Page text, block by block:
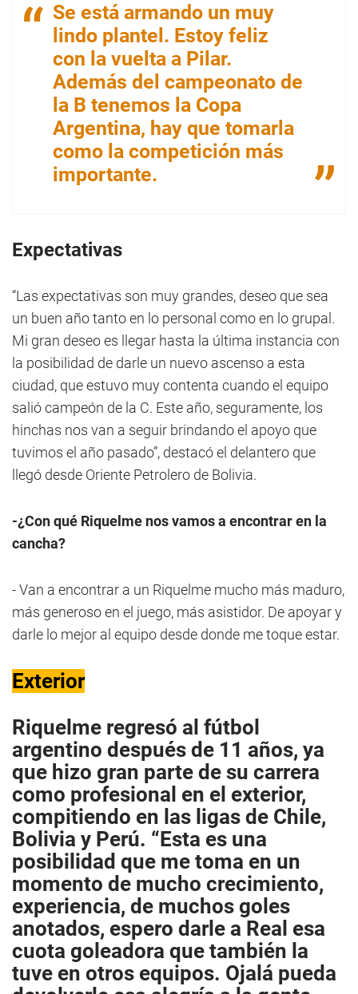
Se está armando un muy
lindo plantel. Estoy feliz
con la vuelta a Pilar.
Además del campeonato de
la B tenemos la Copa
Argentina, hay que tomarla
como la competición más
importante.
Expectativas
“Las expectativas son muy grandes, deseo que sea
un buen año tanto en lo personal como en lo grupal.
Mi gran deseo es llegar hasta la última instancia con
la posibilidad de darle un nuevo ascenso a esta
ciudad, que estuvo muy contenta cuando el equipo
salió campeón de la C. Este año, seguramente, los
hinchas nos van a seguir brindando el apoyo que
tuvimos el año pasado”, destacó el delantero que
llegó desde Oriente Petrolero de Bolivia.
-¿Con qué Riquelme nos vamos a encontrar en la
cancha?
- Van a encontrar a un Riquelme mucho más maduro,
más generoso en el juego, más asistidor. De apoyar y
darle lo mejor al equipo desde donde me toque estar.
Exterior
Riquelme regresó al fútbol
argentino después de 11 años, ya
que hizo gran parte de su carrera
como profesional en el exterior,
compitiendo en las ligas de Chile,
Bolivia y Perú. “Esta es una
posibilidad que me toma en un
momento de mucho crecimiento,
experiencia, de muchos goles
anotados, espero darle a Real esa
cuota goleadora que también la
tuve en otros equipos. Ojalá pueda